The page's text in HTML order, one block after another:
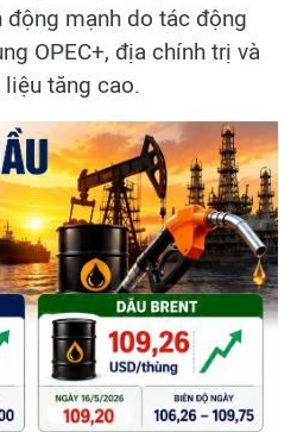
mạnh do tác động
OPEC+, địa chính trị và
liệu tăng cao.